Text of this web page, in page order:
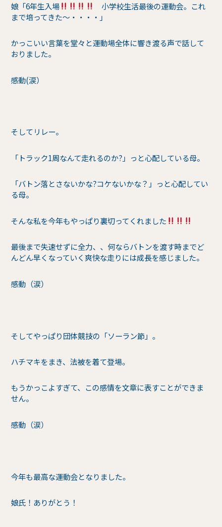
娘「6年生入場
小学校生活最後の運動会。これ
まで培ってきた～・・・・」
かっこいい言葉を堂々と運動場全体に響き渡る声で話して
おりました。
感動(涙）
そしてリレー。
「トラック1周なんて走れるのか?」っと心配している母。
「バトン落とさないかな?コケないかな？」っと心配してい
る母。
そんな私を今年もやっぱり裏切ってくれました
最後まで失速せずに全力、、何ならバトンを渡す時までど
んどん早くなっていく爽快な走りには成長を感じました。
感動（涙）
そしてやっぱり団体競技の「ソーラン節」。
ハチマキをまき、法被を着て登場。
もうかっこよすぎて、この感情を文章に表すことができま
せん。
感動（涙）
今年も最高な運動会となりました。
娘氏！ありがとう！